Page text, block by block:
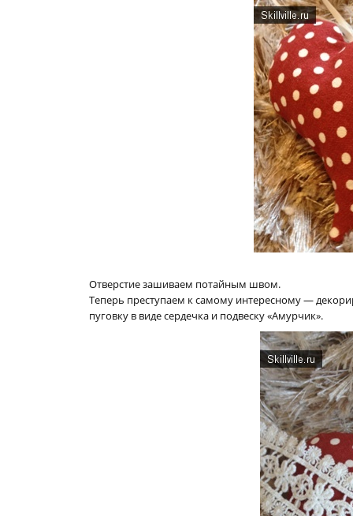
Отверстие зашиваем потайным швом.
Теперь преступаем к самому интересному —
пуговку в виде сердечка и подвеску «Амурчик».